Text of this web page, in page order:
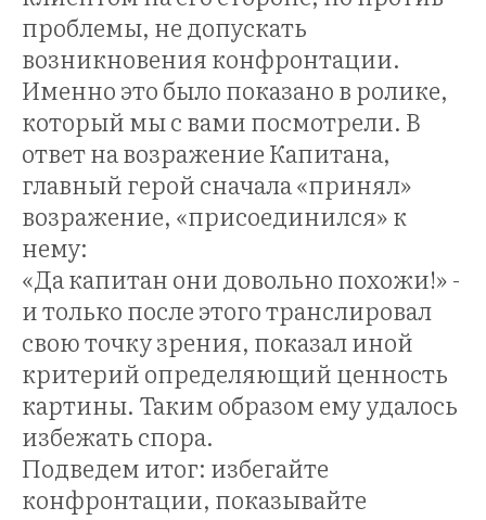
проблемы, не допускать
возникновения конфронтации.
Именно это было показано в ролике,
который мы с вами посмотрели. В
ответ на возражение Капитана,
главный герой сначала «принял»
возражение, «присоединился» к
нему:
«Да капитан они довольно похожи!» -
и только после этого транслировал
свою точку зрения, показал иной
критерий определяющий ценность
картины. Таким образом ему удалось
избежать спора.
Подведем итог: избегайте
конфронтации, показывайте